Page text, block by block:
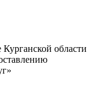
области